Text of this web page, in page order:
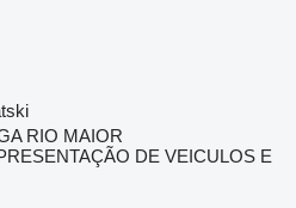
RIO MAIOR
DE VEICULOS E